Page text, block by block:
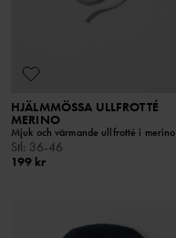
HJÄLMMÖSSA ULLFROTTÉ
MERINO
Mjuk och värmande ullfrotté i merino
Stl: 36-46
199 kr